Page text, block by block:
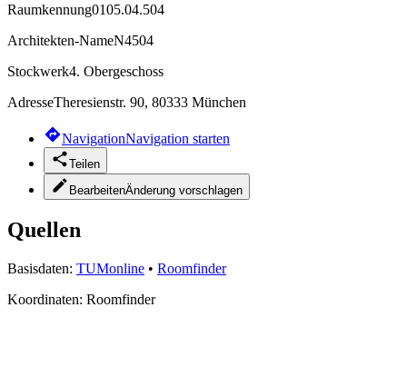
Raumkennung0105.04.504
Architekten-NameN4504
Stockwerk4. Obergeschoss
AdresseTheresienstr. 90, 80333 München
NavigationNavigation starten
Teilen
BearbeitenÄnderung vorschlagen
Quellen
Basisdaten: TUMonline • Roomfinder
Koordinaten: Roomfinder